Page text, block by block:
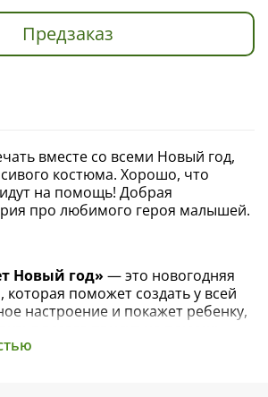
Предзаказ
вместе со всеми Новый год,
костюма. Хорошо, что
на помощь! Добрая
про любимого героя малышей.
Новый год» — это новогодняя
которая поможет создать у всей
настроение и покажет ребенку,
ребенку на Новый год.